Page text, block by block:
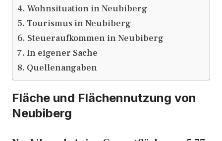
Wohnsituation in Neubiberg
Tourismus in Neubiberg
Steueraufkommen in Neubiberg
In eigener Sache
Quellenangaben
Fläche und Flächennutzung von
Neubiberg